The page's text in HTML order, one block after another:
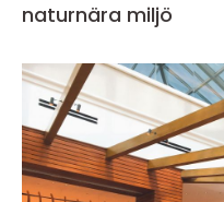
naturnära miljö